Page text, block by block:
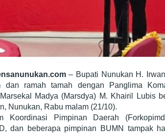
– Bupati Nunukan H.
dan ramah tamah dengan Panglima
Madya (Marsdya) M. Khairil Lubis
Nunukan, Rabu malam (21/10).
Koordinasi Pimpinan Daerah
dan beberapa pimpinan BUMN tampak